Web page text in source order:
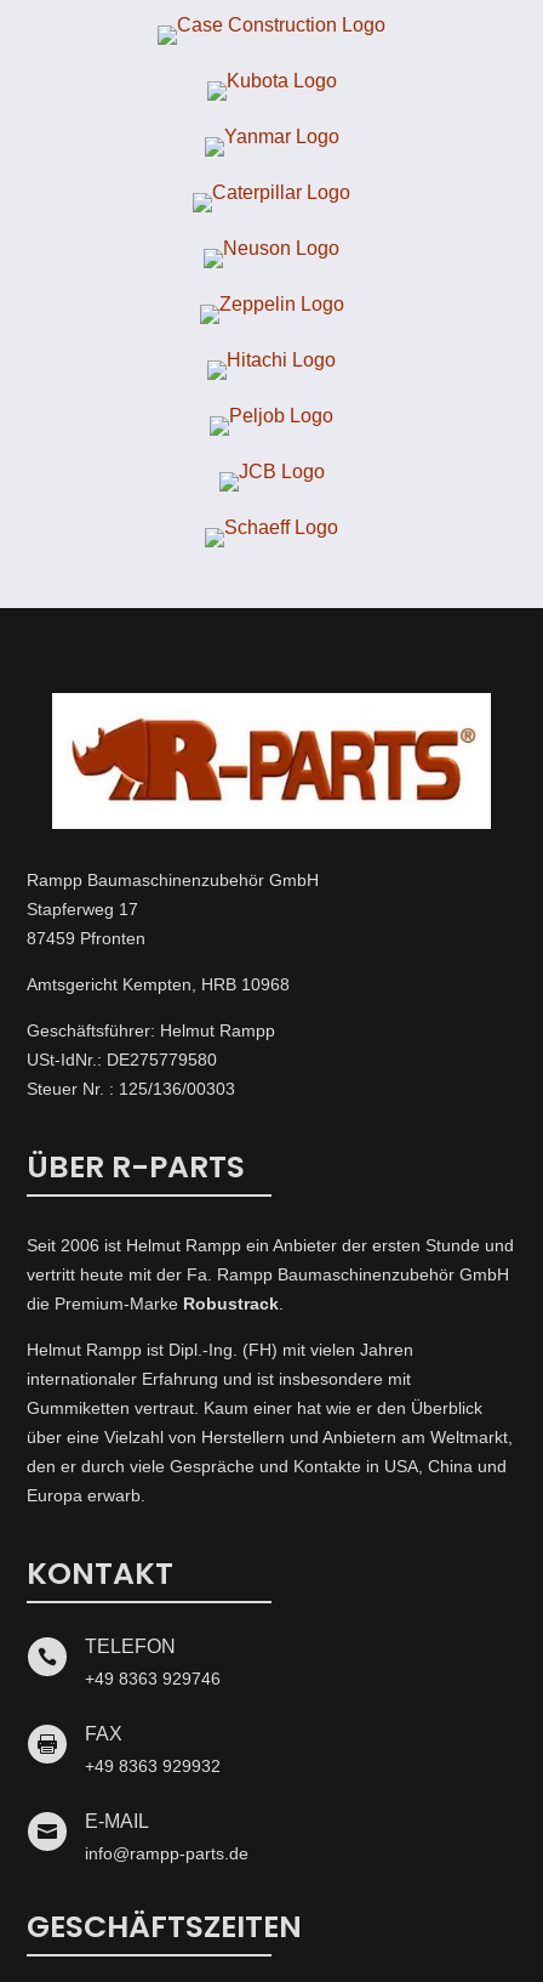
Rampp Baumaschinenzubehör GmbH
Stapferweg 17
87459 Pfronten
Amtsgericht Kempten, HRB 10968
Geschäftsführer: Helmut Rampp
USt-IdNr.: DE275779580
Steuer Nr. : 125/136/00303
ÜBER R-PARTS
Seit 2006 ist Helmut Rampp ein An­bieter der ersten Stunde und
vertritt heute mit der Fa. Rampp Baumaschinenzubehör GmbH
die Premium-Marke Robustrack.
Helmut Rampp ist Dipl.-Ing. (FH) mit vielen Jahren
internationaler Erfahrung und ist insbesondere mit
Gummiketten vertraut. Kaum einer hat wie er den Überblick
über eine Vielzahl von Herstellern und Anbietern am Weltmarkt,
den er durch viele Gespräche und Kontakte in USA, China und
Europa erwarb.
KONTAKT
 TELEFON
+49 8363 929746
 FAX
+49 8363 929932
 E-MAIL
info@rampp-parts.de
GESCHÄFTSZEITEN